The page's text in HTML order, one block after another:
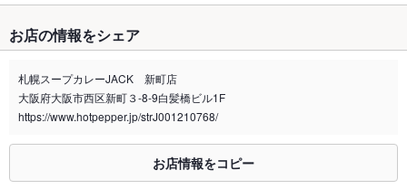
禁煙・喫煙 全席禁煙
喫煙専用室 なし
※2020年4月1日～受動喫煙対策に関する法律が施行されています。正しい情報はお店へお問い
お店の情報をシェア
札幌スープカレーJACK 新町店
大阪府大阪市西区新町３-8-9白髪橋ビル1F
https://www.hotpepper.jp/strJ001210768/
お店情報をコピー